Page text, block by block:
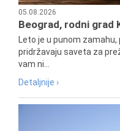
05.08.2026
Beograd, rodni grad
Leto je u punom
pridržavaju saveta za
vam ni...
Detaljnije ›